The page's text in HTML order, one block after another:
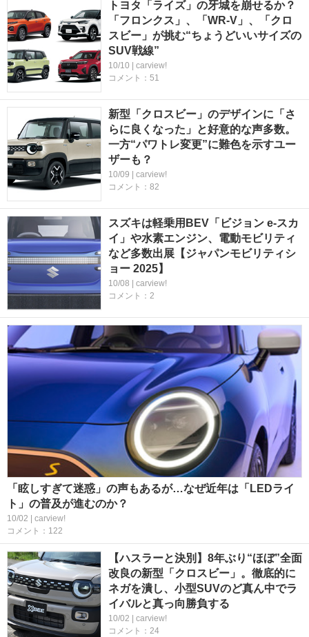
トヨタ「ライズ」の牙城を崩せるか？
「フロンクス」、「WR-V」、「クロ
スビー」が挑む“ちょうどいいサイズの
SUV戦線”
10/10 | carview!
コメント：51
新型「クロスビー」のデザインに「さ
らに良くなった」と好意的な声多数。
一方“パワトレ変更”に難色を示すユー
ザーも？
10/09 | carview!
コメント：82
スズキは軽乗用BEV「ビジョン e-スカ
イ」や水素エンジン、電動モビリティ
など多数出展【ジャパンモビリティシ
ョー 2025】
10/08 | carview!
コメント：2
「眩しすぎて迷惑」の声もあるが…なぜ近年は「LEDライ
ト」の普及が進むのか？
10/02 | carview!
コメント：122
【ハスラーと決別】8年ぶり“ほぼ”全面
改良の新型「クロスビー」。徹底的に
ネガを潰し、小型SUVのど真ん中でラ
イバルと真っ向勝負する
10/02 | carview!
コメント：24